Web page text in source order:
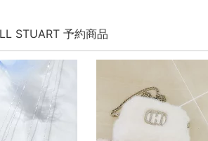
STUART 予約商品